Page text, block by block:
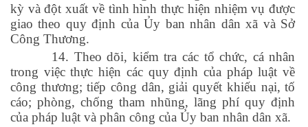
kỳ và đột xuất về tình hình thực hiện nhiệm vụ được
giao theo quy định của Ủy ban nhân dân xã và Sở
Công Thương.
14. Theo dõi, kiểm tra các tổ chức, cá nhân
trong việc thực hiện các quy định của pháp luật về
công thương; tiếp công dân, giải quyết khiếu nại, tố
cáo; phòng, chống tham nhũng, lãng phí quy định
của pháp luật và phân công của Ủy ban nhân dân xã.